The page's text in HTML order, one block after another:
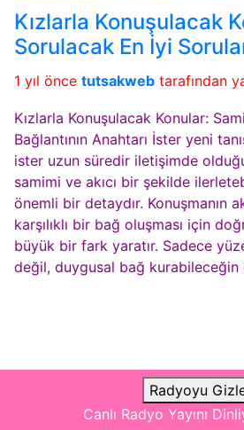
Kızlarla Konuşulacak
Sorulacak En İyi
1 yıl önce tutsakweb tarafından
Kızlarla Konuşulacak Konular:
Bağlantının Anahtarı İster yeni
ister uzun süredir iletişimde
samimi ve akıcı bir şekilde
önemli bir detaydır. Konuşmanın
karşılıklı bir bağ oluşması için
büyük bir fark yaratır. Sadece
değil, duygusal bağ
Radyoyu
Canlı Radyo Yayını